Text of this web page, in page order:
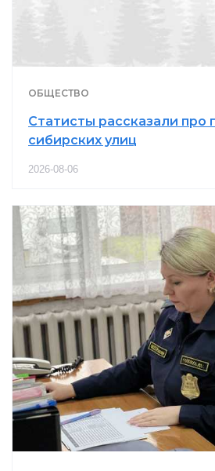
ОБЩЕСТВО
Статисты рассказали про
сибирских улиц
2026-08-06